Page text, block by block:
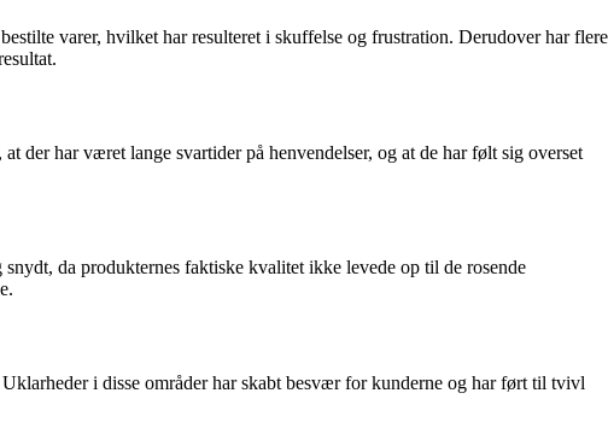
varer, hvilket har resulteret i skuffelse og frustration. Derudover har flere
der har været lange svartider på henvendelser, og at de har følt sig overset
da produkternes faktiske kvalitet ikke levede op til de rosende
i disse områder har skabt besvær for kunderne og har ført til tvivl